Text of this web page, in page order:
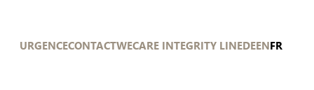
URGENCECONTACTWECARE INTEGRITY LINEDEENFR